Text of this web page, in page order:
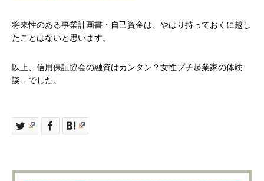
将来性のある事業計画書・自己資金は、やはり持っておくに越し
たことはないと思います。
以上、信用保証協会の融資はカンタン？女性プチ起業家の体験
談…でした。